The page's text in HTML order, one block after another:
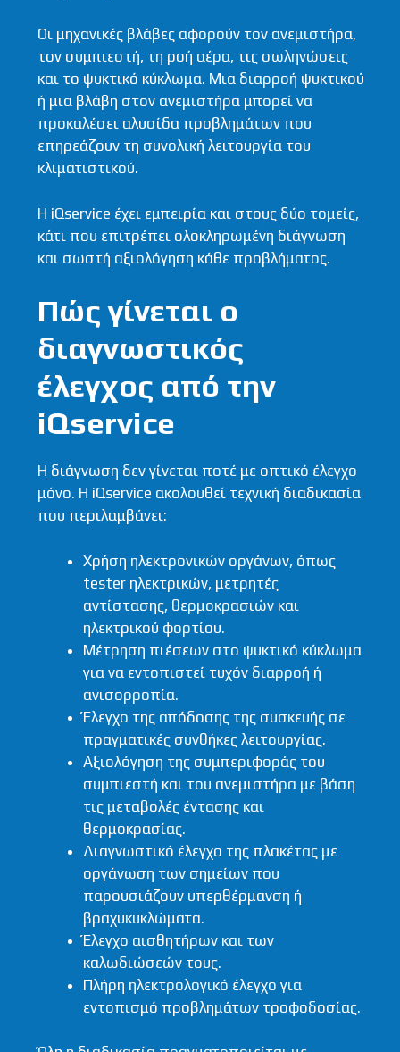
Οι μηχανικές βλάβες αφορούν τον ανεμιστήρα,
τον συμπιεστή, τη ροή αέρα, τις σωληνώσεις
και το ψυκτικό κύκλωμα. Μια διαρροή ψυκτικού
ή μια βλάβη στον ανεμιστήρα μπορεί να
προκαλέσει αλυσίδα προβλημάτων που
επηρεάζουν τη συνολική λειτουργία του
κλιματιστικού.
Η iQservice έχει εμπειρία και στους δύο τομείς,
κάτι που επιτρέπει ολοκληρωμένη διάγνωση
και σωστή αξιολόγηση κάθε προβλήματος.
Πώς γίνεται ο
διαγνωστικός
έλεγχος από την
iQservice
Η διάγνωση δεν γίνεται ποτέ με οπτικό έλεγχο
μόνο. Η iQservice ακολουθεί τεχνική διαδικασία
που περιλαμβάνει:
Χρήση ηλεκτρονικών οργάνων, όπως
tester ηλεκτρικών, μετρητές
αντίστασης, θερμοκρασιών και
ηλεκτρικού φορτίου.
Μέτρηση πιέσεων στο ψυκτικό κύκλωμα
για να εντοπιστεί τυχόν διαρροή ή
ανισορροπία.
Έλεγχο της απόδοσης της συσκευής σε
πραγματικές συνθήκες λειτουργίας.
Αξιολόγηση της συμπεριφοράς του
συμπιεστή και του ανεμιστήρα με βάση
τις μεταβολές έντασης και
θερμοκρασίας.
Διαγνωστικό έλεγχο της πλακέτας με
οργάνωση των σημείων που
παρουσιάζουν υπερθέρμανση ή
βραχυκυκλώματα.
Έλεγχο αισθητήρων και των
καλωδιώσεών τους.
Πλήρη ηλεκτρολογικό έλεγχο για
εντοπισμό προβλημάτων τροφοδοσίας.